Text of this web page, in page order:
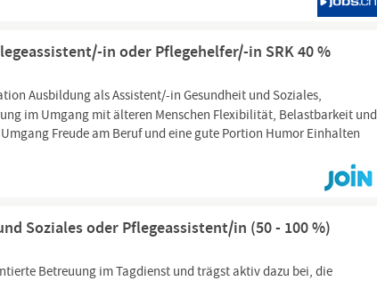
in oder Pflegehelfer/-in SRK 40 %
Ausbildung als Assistent/-in Gesundheit und Soziales,
im Umgang mit älteren Menschen Flexibilität, Belastbarkeit und
Freude am Beruf und eine gute Portion Humor Einhalten
Soziales oder Pflegeassistent/in (50 - 100 %)
Betreuung im Tagdienst und trägst aktiv dazu bei, die